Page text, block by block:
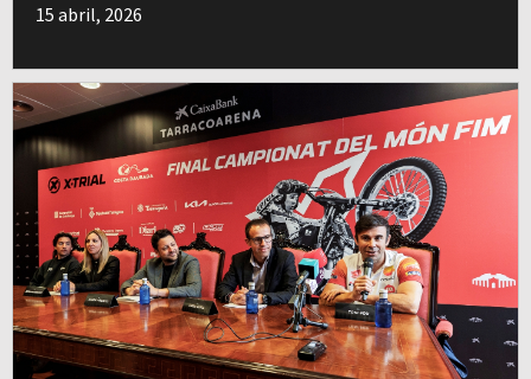
15 abril, 2026